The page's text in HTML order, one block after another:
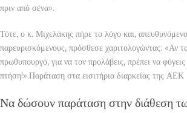
πριν από σένα».
Τότε, ο κ. Μιχελάκης πήρε το λόγο και,
παρευρισκόμενους, πρόσθεσε χαριτολογώντας: «Αν
πρωθυπουργό, για να τον προλάβεις, πρέπει να
πτήση!».Παράταση στα εισιτήρια διαρκείας της ΑΕΚ
Να δώσουν παράταση στην διάθεση